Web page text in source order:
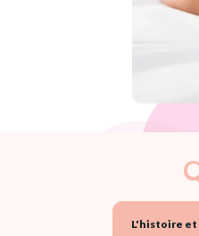
L'histoire